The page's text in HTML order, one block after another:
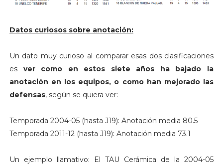
Datos curiosos sobre anotación:
Un dato muy curioso al comparar esas dos clasificaciones
esver como en estos siete años ha bajado la
anotación en los equipos, o como han mejorado las
defensas, según se quiera ver:
Temporada 2004-05 (hasta J19): Anotación media 80.5
Temporada 2011-12 (hasta J19): Anotación media 73.1
Un ejemplo llamativo: El TAU Cerámica de la 2004-05